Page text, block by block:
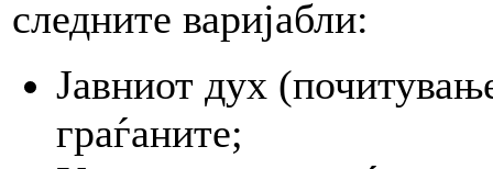
следните варијабли:
Јавниот дух
граѓаните;